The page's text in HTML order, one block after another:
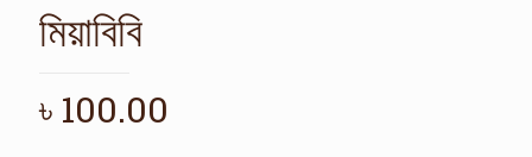
মিয়াবিবি
৳ 100.00